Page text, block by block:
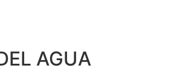
AGUA